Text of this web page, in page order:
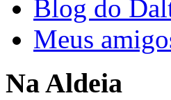
Blog do
Meus
Na Aldeia